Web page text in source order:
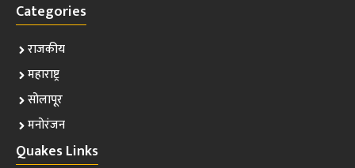
Categories
राजकीय
महाराष्ट्र
सोलापूर
मनोरंजन
Quakes Links